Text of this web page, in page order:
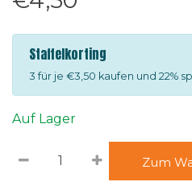
Staffelkorting
3 für je €3,50 kaufen und 22%
Auf Lager
Zum